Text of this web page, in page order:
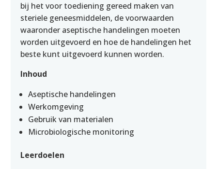
bij het voor toediening gereed maken van
steriele geneesmiddelen, de voorwaarden
waaronder aseptische handelingen moeten
worden uitgevoerd en hoe de handelingen het
beste kunt uitgevoerd kunnen worden.
Inhoud
Aseptische handelingen
Werkomgeving
Gebruik van materialen
Microbiologische monitoring
Leerdoelen